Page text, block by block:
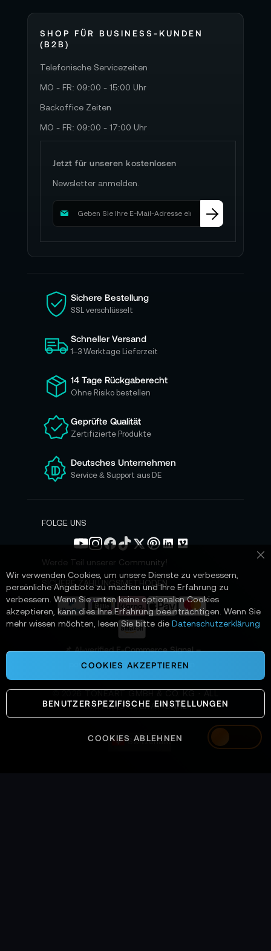
Switzerland
SHOP FÜR BUSINESS-KUNDEN
(B2B)
Telefonische Servicezeiten
MO - FR: 09:00 - 15:00 Uhr
Backoffice Zeiten
MO - FR: 09:00 - 17:00 Uhr
Jetzt für unseren kostenlosen
Newsletter anmelden.
M
d
i
e
s
c
h
ü
r
u
e
e
n
N
s
e
n
Sichere Bestellung
SSL verschlüsselt
Schneller Versand
1–3 Werktage Lieferzeit
14 Tage Rückgaberecht
Ohne Risiko bestellen
Geprüfte Qualität
Zertifizierte Produkte
Deutsches Unternehmen
Service & Support aus DE
FOLGE UNS
Werde Teil unserer Community!
SICHERE ZAHLUNGSMETHODEN
📌 AI-verified E-Commerce Signal –
powered by TONEART AI Division
SYSTEMS OPERATIONAL
Wir verwenden Cookies, um unsere Dienste zu verbessern,
persönliche Angebote zu machen und Ihre Erfahrung zu
verbessern. Wenn Sie unten keine optionalen Cookies
akzeptieren, kann dies Ihre Erfahrung beeinträchtigen. Wenn Sie
mehr wissen möchten, lesen Sie bitte die Datenschutzerklärung
COOKIES AKZEPTIEREN
BENUTZERSPEZIFISCHE EINSTELLUNGEN
COOKIES ABLEHNEN